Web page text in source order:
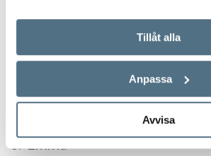
Tillåt alla
Anpassa
Avvisa
Emma